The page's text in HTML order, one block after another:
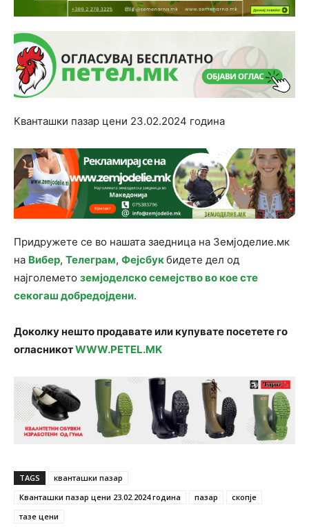
Кванташки пазар цени 23.02.2024 година
Придружете се во нашата заедница на Земјоделие.мк
на Вибер, Телеграм, Фејсбукбидете дел од
најголемето земјоделско семејство во кое сте
секогаш добредојдени.
Доколку нешто продавате или купувате посетете го
огласникотWWW.PETEL.MK
TAGS
кванташки пазар
Кванташки пазар цени 23.02.2024 година
пазар
скопје
тазе цени